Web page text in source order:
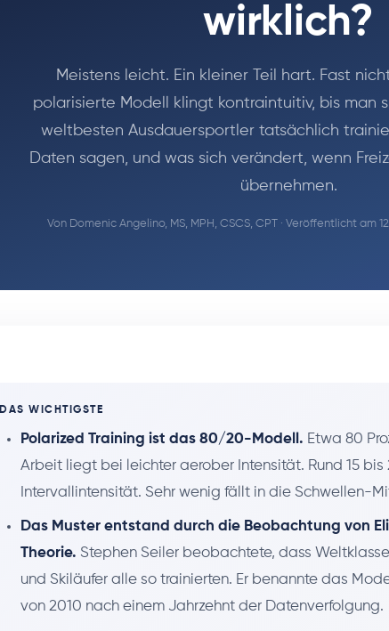
wirklich?
Meistens leicht. Ein kleiner Teil hart. Fast
polarisierte Modell klingt kontraintuitiv, bis man
weltbesten Ausdauersportler tatsächlich
Daten sagen, und was sich verändert, wenn
übernehmen.
Von Domenic Angelino, MS, MPH, CSCS, CPT · Veröffentlicht am
DAS WICHTIGSTE
Polarized Training ist das 80/20-Modell. Etwa 80
Arbeit liegt bei leichter aerober Intensität. Rund 15 bis
Intervallintensität. Sehr wenig fällt in die Schwellen-
Das Muster entstand durch die Beobachtung von
Theorie. Stephen Seiler beobachtete, dass
und Skiläufer alle so trainierten. Er benannte das
von 2010 nach einem Jahrzehnt der Datenverfolgung.